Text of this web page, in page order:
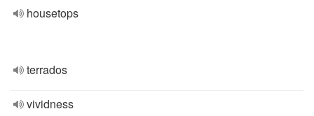
housetops
terrados
vividness